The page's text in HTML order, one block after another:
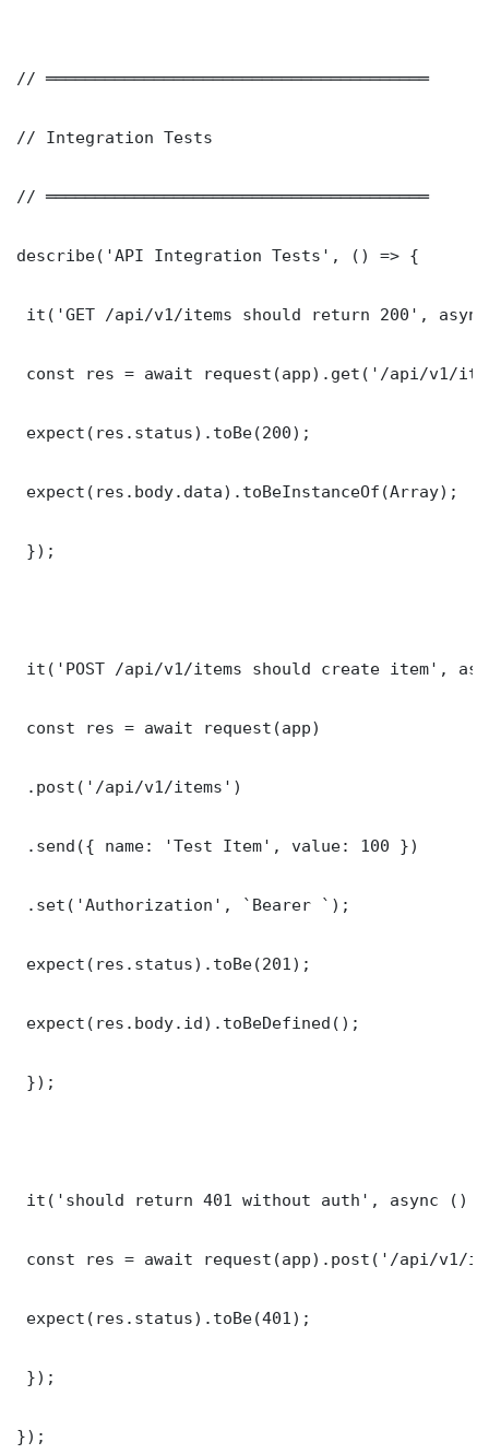
// ═══════════════════════════════════════
// Integration Tests
// ═══════════════════════════════════════
describe('API Integration Tests', () => {
it('GET /api/v1/items should return 200',
const res = await request(app).get('/api/v1/
expect(res.status).toBe(200);
expect(res.body.data).toBeInstanceOf(Array);
});
it('POST /api/v1/items should create item',
const res = await request(app)
.post('/api/v1/items')
.send({ name: 'Test Item', value: 100 })
.set('Authorization', `Bearer `);
expect(res.status).toBe(201);
expect(res.body.id).toBeDefined();
});
it('should return 401 without auth', async ()
const res = await request(app).post('/api/v1/
expect(res.status).toBe(401);
});
});